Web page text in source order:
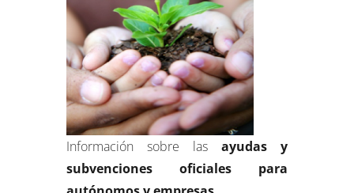
Información sobre las ayudas y
subvenciones oficiales para